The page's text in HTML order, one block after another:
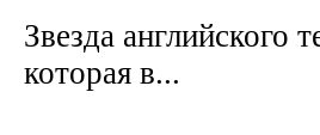
Звезда английского
которая в...